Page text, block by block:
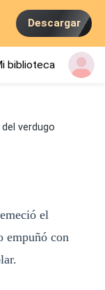
Descargar
biblioteca
verdugo
el
empuñó con